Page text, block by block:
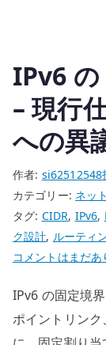
IPv6
– 現行
への異
作者: si62512548
カテゴリー: ネッ
タグ: CIDR, IPv6,
ク設計, ルーティ
IPv6
/64
を
普
コメントはまだあ
IPv6 の固定境
ポイントリン